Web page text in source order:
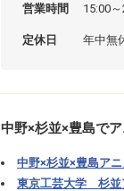
営業時間 15:00
定休日 年中無
中野×杉並×豊島で
中野×杉並×豊島ア
東京工芸大学 杉並